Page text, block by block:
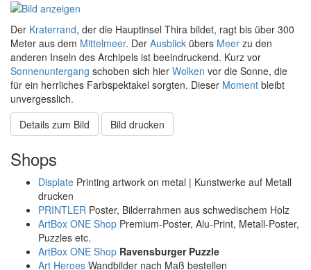
Der Kraterrand, der die Hauptinsel Thira bildet, ragt bis über 300
Meter aus dem Mittelmeer. Der Ausblick übers Meer zu den
anderen Inseln des Archipels ist beeindruckend. Kurz vor
Sonnenuntergang schoben sich hier Wolken vor die Sonne, die
für ein herrliches Farbspektakel sorgten. Dieser Moment bleibt
unvergesslich.
Details zum Bild
Bild drucken
Shops
Displate Printing artwork on metal | Kunstwerke auf Metall
drucken
PRINTLER Poster, Bilderrahmen aus schwedischem Holz
ArtBox ONE Shop Premium-Poster, Alu-Print, Metall-Poster,
Puzzles etc.
ArtBox ONE Shop Ravensburger Puzzle
Art Heroes Wandbilder nach Maß bestellen